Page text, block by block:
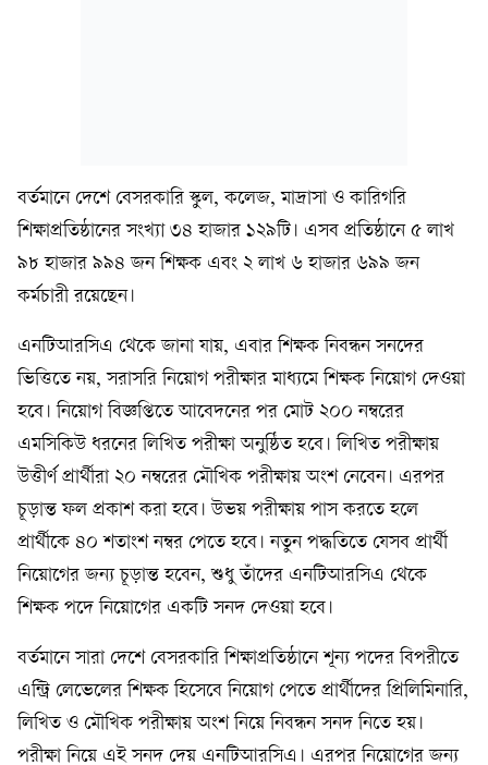
বর্তমানে দেশে বেসরকারি স্কুল, কলেজ, মাদ্রাসা ও কারিগরি
শিক্ষাপ্রতিষ্ঠানের সংখ্যা ৩৪ হাজার ১২৯টি। এসব প্রতিষ্ঠানে ৫ লাখ
৯৮ হাজার ৯৯৪ জন শিক্ষক এবং ২ লাখ ৬ হাজার ৬৯৯ জন
কর্মচারী রয়েছেন।
এনটিআরসিএ থেকে জানা যায়, এবার শিক্ষক নিবন্ধন সনদের
ভিত্তিতে নয়, সরাসরি নিয়োগ পরীক্ষার মাধ্যমে শিক্ষক নিয়োগ দেওয়া
হবে। নিয়োগ বিজ্ঞপ্তিতে আবেদনের পর মোট ২০০ নম্বরের
এমসিকিউ ধরনের লিখিত পরীক্ষা অনুষ্ঠিত হবে। লিখিত পরীক্ষায়
উত্তীর্ণ প্রার্থীরা ২০ নম্বরের মৌখিক পরীক্ষায় অংশ নেবেন। এরপর
চূড়ান্ত ফল প্রকাশ করা হবে। উভয় পরীক্ষায় পাস করতে হলে
প্রার্থীকে ৪০ শতাংশ নম্বর পেতে হবে। নতুন পদ্ধতিতে যেসব প্রার্থী
নিয়োগের জন্য চূড়ান্ত হবেন, শুধু তাঁদের এনটিআরসিএ থেকে
শিক্ষক পদে নিয়োগের একটি সনদ দেওয়া হবে।
বর্তমানে সারা দেশে বেসরকারি শিক্ষাপ্রতিষ্ঠানে শূন্য পদের বিপরীতে
এন্ট্রি লেভেলের শিক্ষক হিসেবে নিয়োগ পেতে প্রার্থীদের প্রিলিমিনারি,
লিখিত ও মৌখিক পরীক্ষায় অংশ নিয়ে নিবন্ধন সনদ নিতে হয়।
পরীক্ষা নিয়ে এই সনদ দেয় এনটিআরসিএ। এরপর নিয়োগের জন্য